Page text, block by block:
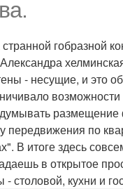
гобразной
- несущие, и это
передвижения по
В итоге здесь
в открытое
столовой, кухни и